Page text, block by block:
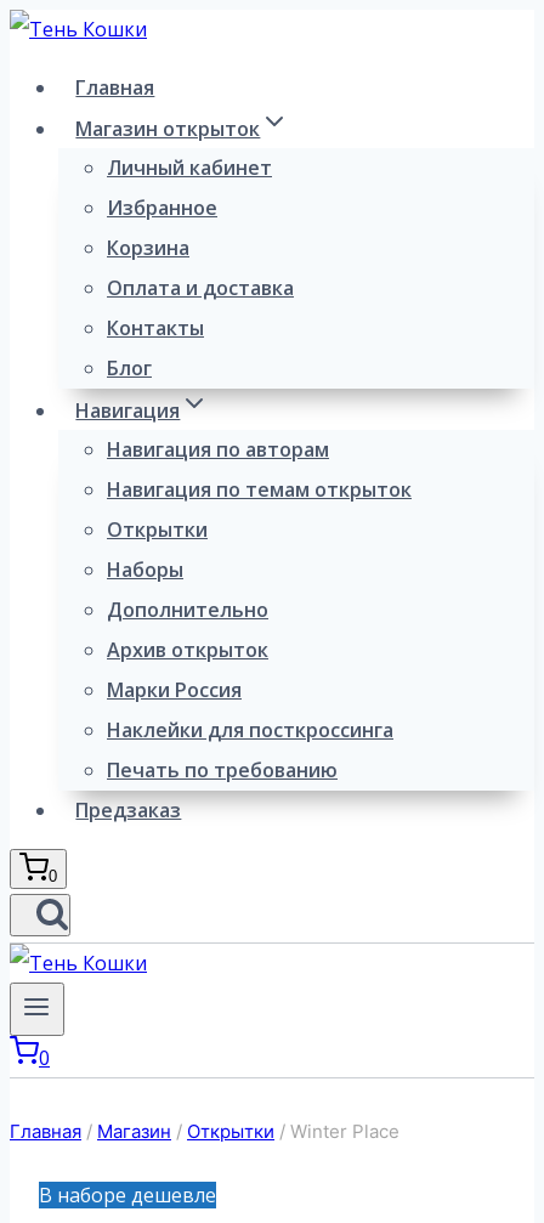
Перейти
содержимому
Главная
Магазин открыток
Личный кабинет
Избранное
Корзина
Оплата и доставка
Контакты
Блог
Навигация
Навигация по авторам
Навигация по темам открыток
Открытки
Наборы
Дополнительно
Архив открыток
Марки Россия
Наклейки для посткроссинга
Печать по требованию
Предзаказ
0
0
Главная / Магазин / Открытки / Winter Place
В наборе дешевле